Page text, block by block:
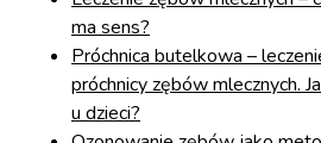
ma sens?
Próchnica butelkowa –
próchnicy zębów mlecznych.
u dzieci?